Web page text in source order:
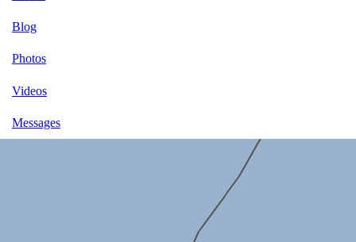
Blog
Photos
Videos
Messages